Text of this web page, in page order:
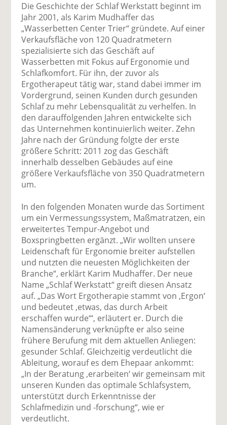
Die Geschichte der Schlaf Werkstatt beginnt im
Jahr 2001, als Karim Mudhaffer das
„Wasserbetten Center Trier“ gründete. Auf einer
Verkaufsfläche von 120 Quadratmetern
spezialisierte sich das Geschäft auf
Wasserbetten mit Fokus auf Ergonomie und
Schlafkomfort. Für ihn, der zuvor als
Ergotherapeut tätig war, stand dabei immer im
Vordergrund, seinen Kunden durch gesunden
Schlaf zu mehr Lebensqualität zu verhelfen. In
den darauffolgenden Jahren entwickelte sich
das Unternehmen kontinuierlich weiter. Zehn
Jahre nach der Gründung folgte der erste
größere Schritt: 2011 zog das Geschäft
innerhalb desselben Gebäudes auf eine
größere Verkaufsfläche von 350 Quadratmetern
um.
In den folgenden Monaten wurde das Sortiment
um ein Vermessungssystem, Maßmatratzen, ein
erweitertes Tempur-Angebot und
Boxspringbetten ergänzt. „Wir wollten unsere
Leidenschaft für Ergonomie breiter aufstellen
und nutzten die neuesten Möglichkeiten der
Branche“, erklärt Karim Mudhaffer. Der neue
Name „Schlaf Werkstatt“ greift diesen Ansatz
auf. „Das Wort Ergotherapie stammt von ‚Ergon‘
und bedeutet ‚etwas, das durch Arbeit
erschaffen wurde‘“, erläutert er. Durch die
Namensänderung verknüpfte er also seine
frühere Berufung mit dem aktuellen Anliegen:
gesunder Schlaf. Gleichzeitig verdeutlicht die
Ableitung, worauf es dem Ehepaar ankommt:
„In der Beratung ‚erarbeiten‘ wir gemeinsam mit
unseren Kunden das optimale Schlafsystem,
unterstützt durch Erkenntnisse der
Schlafmedizin und -forschung“, wie er
verdeutlicht.